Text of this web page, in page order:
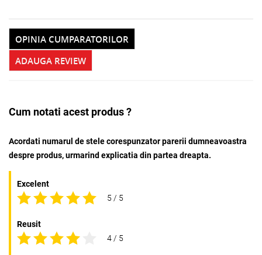
ADAUGA REVIEW
OPINIA CUMPARATORILOR
Cum notati acest produs ?
Acordati numarul de stele corespunzator parerii dumneavoastra
despre produs, urmarind explicatia din partea dreapta.
Excelent
5 / 5
Reusit
4 / 5